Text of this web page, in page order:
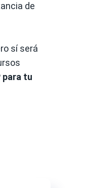
de
sí será
para tu